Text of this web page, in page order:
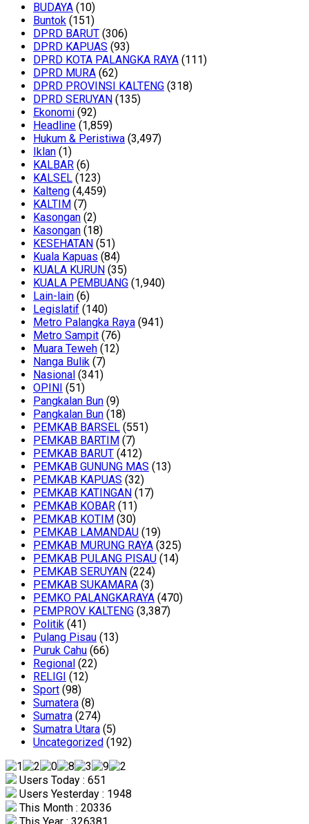
BUDAYA (10)
Buntok (151)
DPRD BARUT (306)
DPRD KAPUAS (93)
DPRD KOTA PALANGKA RAYA (111)
DPRD MURA (62)
DPRD PROVINSI KALTENG (318)
DPRD SERUYAN (135)
Ekonomi (92)
Headline (1,859)
Hukum & Peristiwa (3,497)
Iklan (1)
KALBAR (6)
KALSEL (123)
Kalteng (4,459)
KALTIM (7)
Kasongan (2)
Kasongan (18)
KESEHATAN (51)
Kuala Kapuas (84)
KUALA KURUN (35)
KUALA PEMBUANG (1,940)
Lain-lain (6)
Legislatif (140)
Metro Palangka Raya (941)
Metro Sampit (76)
Muara Teweh (12)
Nanga Bulik (7)
Nasional (341)
OPINI (51)
Pangkalan Bun (9)
Pangkalan Bun (18)
PEMKAB BARSEL (551)
PEMKAB BARTIM (7)
PEMKAB BARUT (412)
PEMKAB GUNUNG MAS (13)
PEMKAB KAPUAS (32)
PEMKAB KATINGAN (17)
PEMKAB KOBAR (11)
PEMKAB KOTIM (30)
PEMKAB LAMANDAU (19)
PEMKAB MURUNG RAYA (325)
PEMKAB PULANG PISAU (14)
PEMKAB SERUYAN (224)
PEMKAB SUKAMARA (3)
PEMKO PALANGKARAYA (470)
PEMPROV KALTENG (3,387)
Politik (41)
Pulang Pisau (13)
Puruk Cahu (66)
Regional (22)
RELIGI (12)
Sport (98)
Sumatera (8)
Sumatra (274)
Sumatra Utara (5)
Uncategorized (192)
Users Today : 651
Users Yesterday : 1948
This Month : 20336